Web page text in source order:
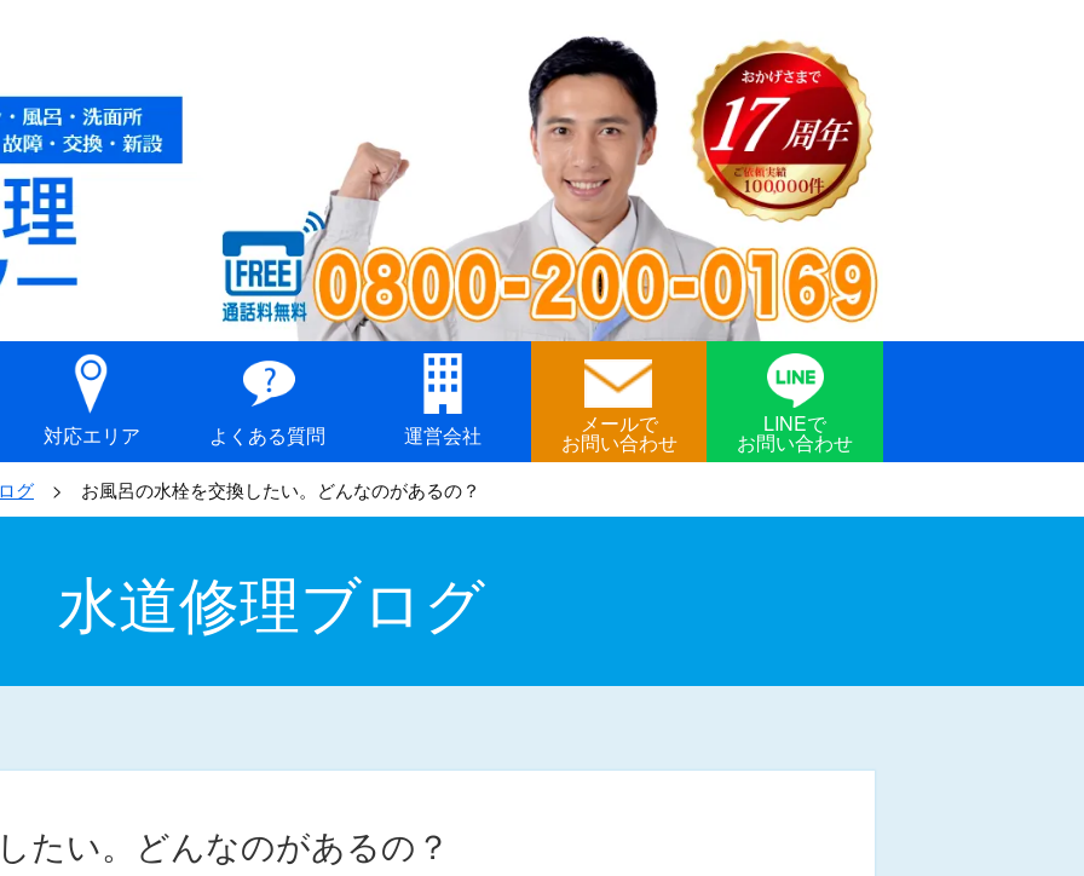
対応エリア よくある質問 運営会社 メールで
お問い合わせ
LINEで
お問い合わせ
グ お風呂の水栓を交換したい。どんなのがあるの？
水道修理ブログ
たい。どんなのがあるの？